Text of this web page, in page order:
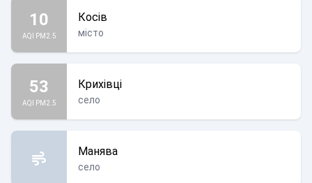
10
AQI PM2.5
Косів
місто
53
AQI PM2.5
Крихівці
село
Манява
село